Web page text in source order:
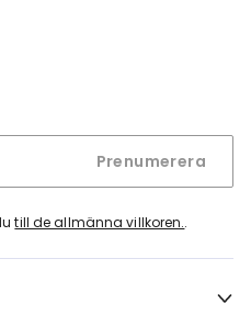
Prenumerera
till de allmänna villkoren..